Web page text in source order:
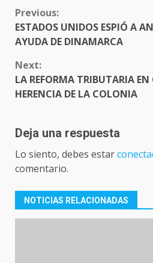
CONTINUE
READING
Previous:
ESTADOS UNIDOS ESPIÓ A
AYUDA DE DINAMARCA
Next:
LA REFORMA TRIBUTARIA
HERENCIA DE LA COLONIA
Deja una respuesta
Lo siento, debes estar
comentario.
NOTICIAS RELACIONADAS